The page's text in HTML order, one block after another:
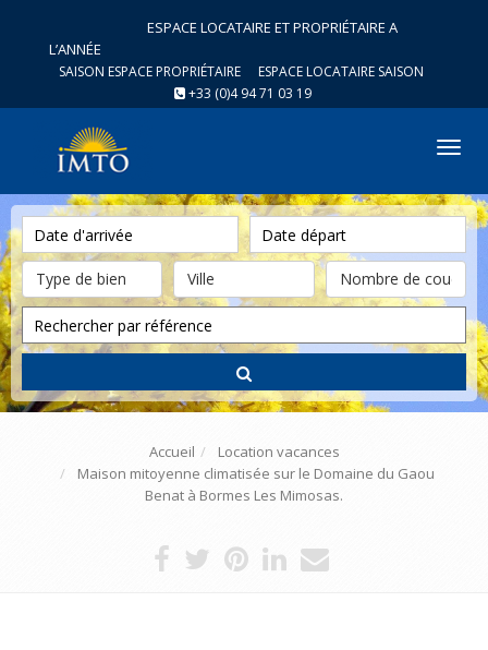
ESPACE LOCATAIRE ET PROPRIÉTAIRE A
L’ANNÉE
SAISON ESPACE PROPRIÉTAIRE
ESPACE LOCATAIRE SAISON
+33 (0)4 94 71 03 19
Accueil
Location vacances
Maison mitoyenne climatisée sur le Domaine du Gaou
Benat à Bormes Les Mimosas.